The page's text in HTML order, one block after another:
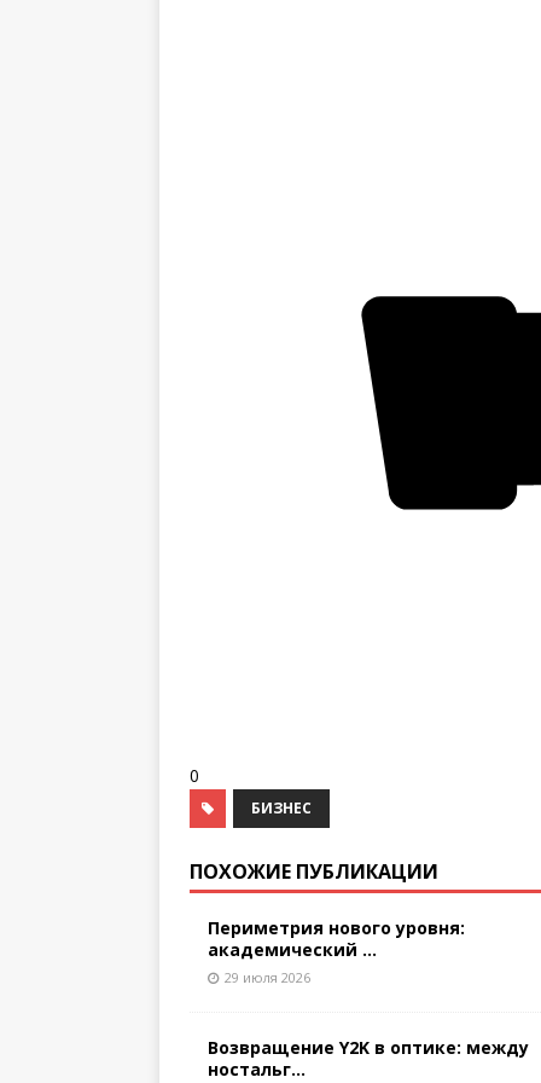
0
БИЗНЕС
ПОХОЖИЕ ПУБЛИКАЦИИ
Периметрия нового уровня:
академический ...
29 июля 2026
Возвращение Y2K в оптике: между
ностальг...